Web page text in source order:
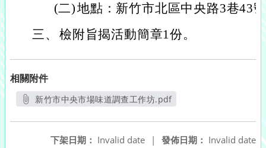
(二)地點：新竹市北區中央路3巷43
三、 檢附旨揭活動簡章1份。
相關附件
新竹市中央市場味道調查工作坊.pdf
發佈日期： Invalid date
下架日期： Invalid date
|